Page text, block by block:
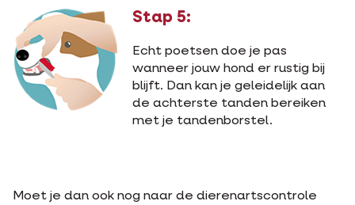
Stap 5:
Echt poetsen doe je pas
wanneer jouw hond er rustig bij
blijft. Dan kan je geleidelijk aan
de achterste tanden bereiken
met je tandenborstel.
Moet je dan ook nog naar de dierenartscontrole